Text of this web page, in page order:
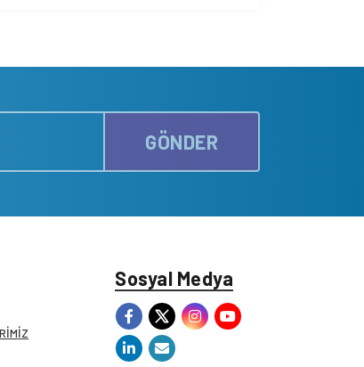
GÖNDER
Sosyal Medya